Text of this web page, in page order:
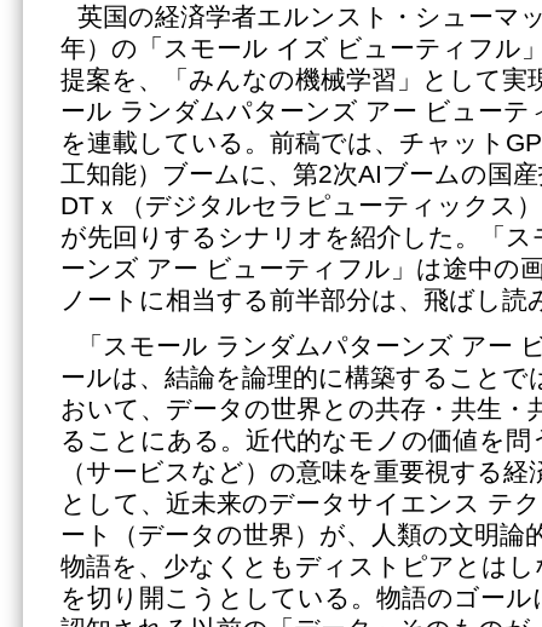
英国の経済学者エルンスト・シューマ
年）の「スモール イズ ビューティフル
提案を、「みんなの機械学習」として実
ール ランダムパターンズ アー ビューテ
を連載している。前稿では、チャット
工知能）ブームに、第2次AIブームの国
DTｘ（デジタルセラピューティックス
が先回りするシナリオを紹介した。「
ーンズ アー ビューティフル」は途中の
ノートに相当する前半部分は、飛ばし読
「スモール ランダムパターンズ アー
ールは、結論を論理的に構築することで
おいて、データの世界との共存・共生・
ることにある。近代的なモノの価値を問
（サービスなど）の意味を重要視する
として、近未来のデータサイエンス テ
ート（データの世界）が、人類の文明論
物語を、少なくともディストピアとは
を切り開こうとしている。物語のゴー